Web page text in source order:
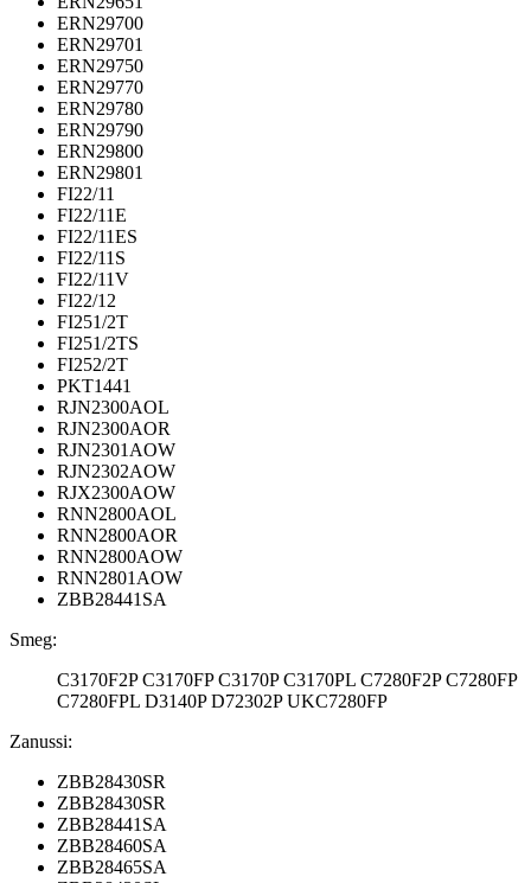
ERN29700
ERN29701
ERN29750
ERN29770
ERN29780
ERN29790
ERN29800
ERN29801
FI22/11
FI22/11E
FI22/11ES
FI22/11S
FI22/11V
FI22/12
FI251/2T
FI251/2TS
FI252/2T
PKT1441
RJN2300AOL
RJN2300AOR
RJN2301AOW
RJN2302AOW
RJX2300AOW
RNN2800AOL
RNN2800AOR
RNN2800AOW
RNN2801AOW
ZBB28441SA
Smeg:
C3170F2P C3170FP C3170P C3170PL C7280F2P C7280FP
C7280FPL D3140P D72302P UKC7280FP
Zanussi:
ZBB28430SR
ZBB28430SR
ZBB28441SA
ZBB28460SA
ZBB28465SA